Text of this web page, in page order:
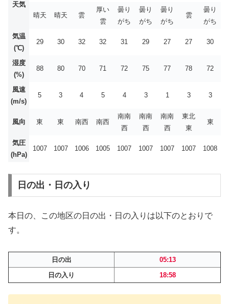
天気
晴天
晴天 雲
厚い
雲
曇り
がち
曇り
がち
曇り
がち
雲
曇り
がち
気温
(℃)
29 30 32 32 31 29 27 27 30
湿度
(%)
88 80 70 71 72 75 77 78 72
風速
(m/s)
5 3 4 5 4 3 1 3 3
風向 東 東 南西 南西
南南
西
南南
西
南南
西
東北
東
東
気圧
(hPa)
1007 1007 1006 1005 1007 1007 1007 1007 1008
日の出・日の入り
本日の、この地区の日の出・日の入りは以下のとおりで
す。
日の出
05:13
日の入り
18:58